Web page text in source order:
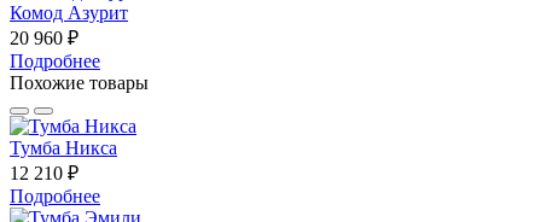
Комод Азурит
20 960 ₽
Подробнее
Похожие товары
Тумба Никса
12 210 ₽
Подробнее